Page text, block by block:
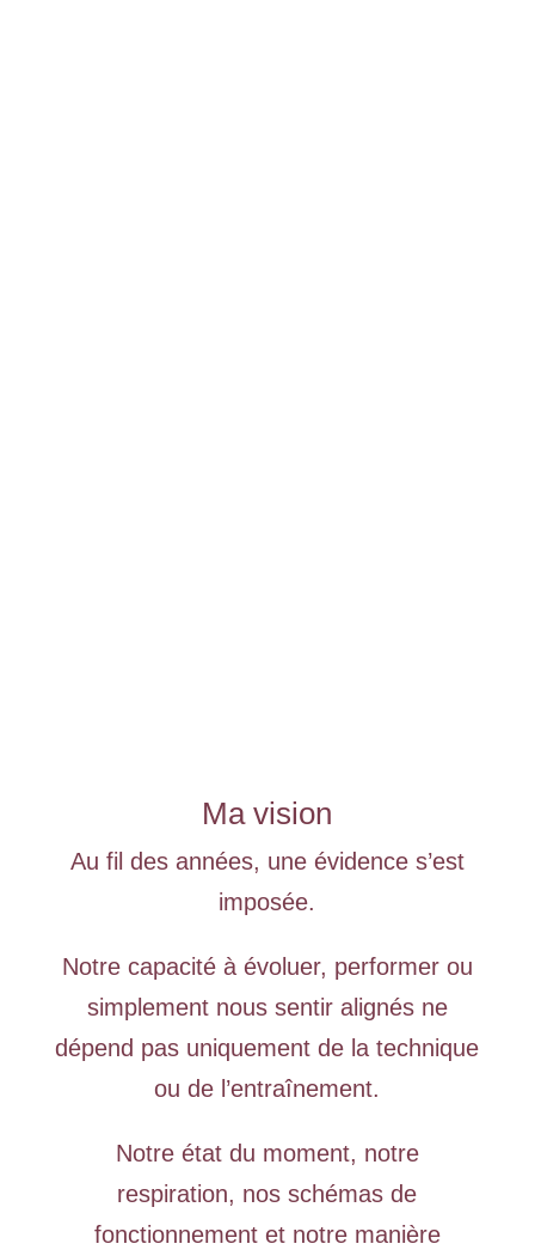
Ma vision
Au fil des années, une évidence s’est
imposée.
Notre capacité à évoluer, performer ou
simplement nous sentir alignés ne
dépend pas uniquement de la technique
ou de l’entraînement.
Notre état du moment, notre
respiration, nos schémas de
fonctionnement et notre manière